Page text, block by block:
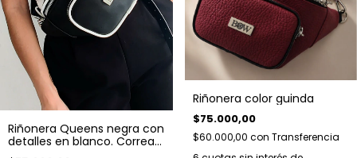
Riñonera Queens negra con
detalles en blanco. Correa
regulable.
Riñonera color guinda
$75.000,00
$60.000,00 con Transferencia